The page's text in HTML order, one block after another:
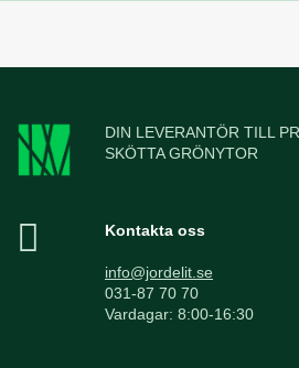
DIN LEVERANTÖR TILL
SKÖTTA GRÖNYTOR
Kontakta oss
info@jordelit.se
031-87 70 70
Vardagar: 8:00-16:30